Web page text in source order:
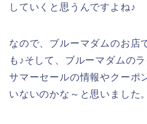
していくと思うんですよね♪
なので、ブルーマダムのお店
も♪そして、ブルーマダムの
サマーセールの情報やクーポ
いないのかな～と思いました。